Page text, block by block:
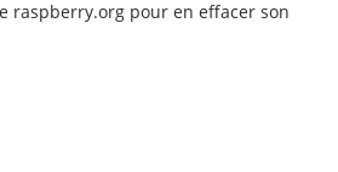
raspberry.org pour en effacer son